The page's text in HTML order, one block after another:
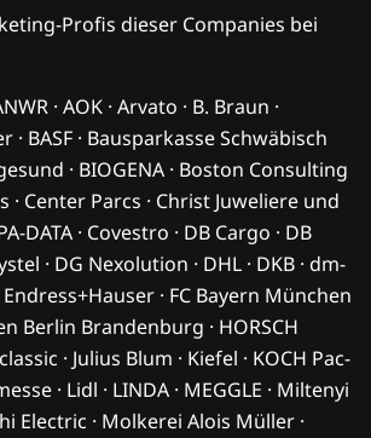
Profis dieser Companies bei
· AOK · Arvato · B. Braun ·
BASF · Bausparkasse Schwäbisch
· BIOGENA · Boston Consulting
· Center Parcs · Christ Juweliere und
DATA · Covestro · DB Cargo · DB
· DG Nexolution · DHL · DKB · dm-
· FC Bayern München
Berlin Brandenburg · HORSCH
· Julius Blum · Kiefel · KOCH Pac-
· Lidl · LINDA · MEGGLE · Miltenyi
Electric · Molkerei Alois Müller ·